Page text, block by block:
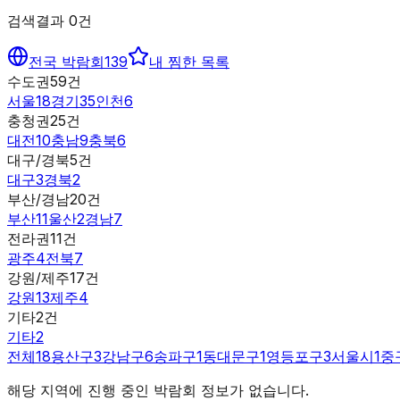
검색결과 0건
전국 박람회139
내 찜한 목록
수도권59건
서울18경기35인천6
충청권25건
대전10충남9충북6
대구/경북5건
대구3경북2
부산/경남20건
부산11울산2경남7
전라권11건
광주4전북7
강원/제주17건
강원13제주4
기타2건
기타2
전체18용산구3강남구6송파구1동대문구1영등포구3서울시1중
해당 지역에 진행 중인 박람회 정보가 없습니다.